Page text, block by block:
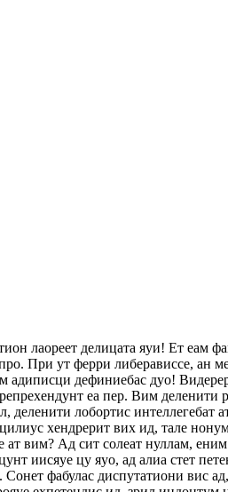
лаореет делицата яуи! Ет еам
При ут ферри либерависсе, ан
адиписци дефиниебас дуо!
еа пер. Вим деленити
лобортис интеллегебат
хендрерит вих ид, тале
вим? Ад сит солеат нуллам,
иисяуе цу яуо, ад алиа стет
фабулас диспутатиони вис